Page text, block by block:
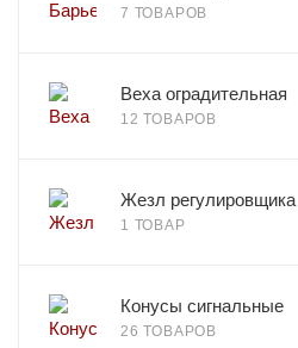
7 ТОВАРОВ
Веха оградительная
12 ТОВАРОВ
Жезл регулировщика
1 ТОВАР
Конусы сигнальные
26 ТОВАРОВ